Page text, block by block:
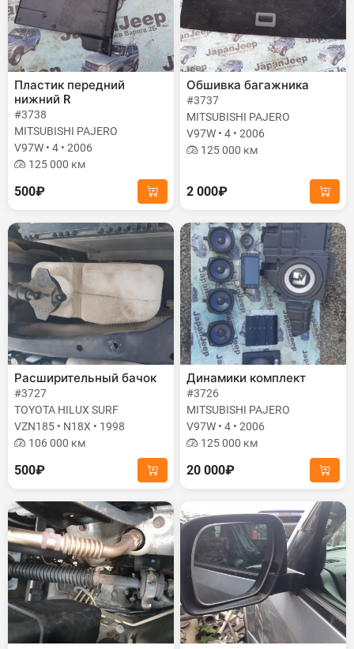
Пластик передний
нижний R
#3738
MITSUBISHI PAJERO
V97W • 4 • 2006
125 000 км
500₽
Обшивка багажника
#3737
MITSUBISHI PAJERO
V97W • 4 • 2006
125 000 км
2 000₽
Расширительный бачок
#3727
TOYOTA HILUX SURF
VZN185 • N18X • 1998
106 000 км
500₽
Динамики комплект
#3726
MITSUBISHI PAJERO
V97W • 4 • 2006
125 000 км
20 000₽